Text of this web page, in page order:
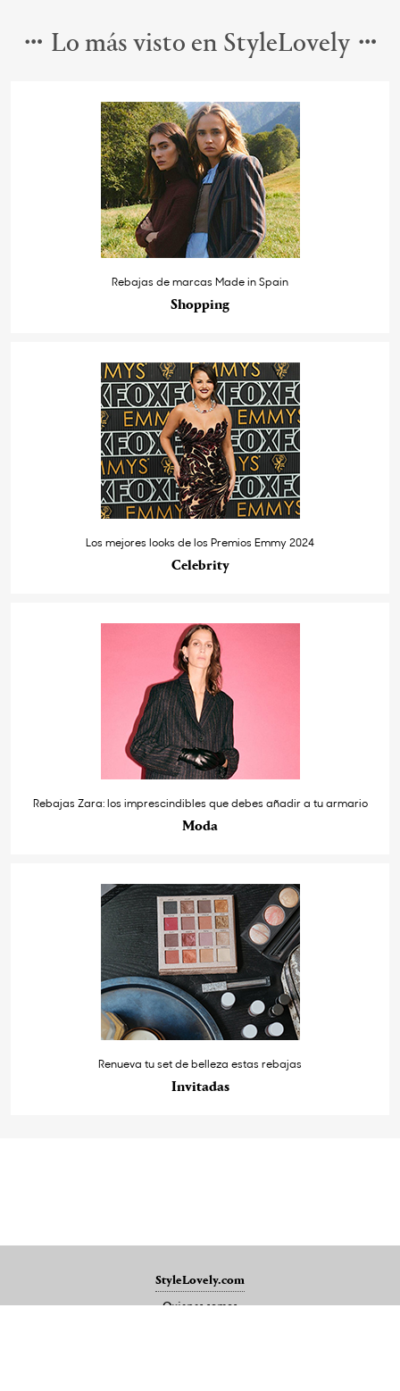
Lo más visto en StyleLovely
Rebajas de marcas Made in Spain
Shopping
Los mejores looks de los Premios Emmy 2024
Celebrity
Rebajas Zara: los imprescindibles que debes añadir a tu armario
Moda
Renueva tu set de belleza estas rebajas
Invitadas
StyleLovely.com
Quienes somos